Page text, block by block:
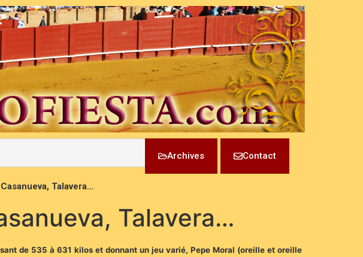
Archives Contact
Talavera…
Talavera…
de 535 à 631 kilos et donnant un jeu varié, Pepe Moral (oreille et oreille